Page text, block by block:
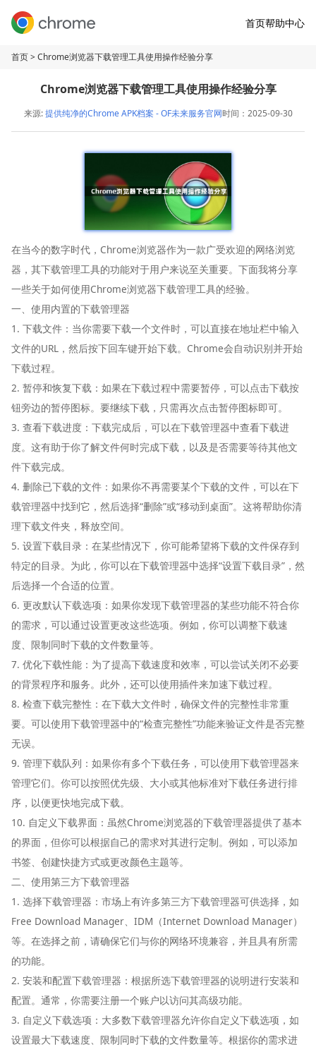
首页帮助中心
首页> Chrome浏览器下载管理工具使用操作经验分享
Chrome浏览器下载管理工具使用操作经验分享
来源:提供纯净的Chrome APK档案 - OF未来服务官网时间：2025-09-30
在当今的数字时代，Chrome浏览器作为一款广受欢迎的网络浏览
器，其下载管理工具的功能对于用户来说至关重要。下面我将分享
一些关于如何使用Chrome浏览器下载管理工具的经验。
一、使用内置的下载管理器
1. 下载文件：当你需要下载一个文件时，可以直接在地址栏中输入
文件的URL，然后按下回车键开始下载。Chrome会自动识别并开始
下载过程。
2. 暂停和恢复下载：如果在下载过程中需要暂停，可以点击下载按
钮旁边的暂停图标。要继续下载，只需再次点击暂停图标即可。
3. 查看下载进度：下载完成后，可以在下载管理器中查看下载进
度。这有助于你了解文件何时完成下载，以及是否需要等待其他文
件下载完成。
4. 删除已下载的文件：如果你不再需要某个下载的文件，可以在下
载管理器中找到它，然后选择“删除”或“移动到桌面”。这将帮助你清
理下载文件夹，释放空间。
5. 设置下载目录：在某些情况下，你可能希望将下载的文件保存到
特定的目录。为此，你可以在下载管理器中选择“设置下载目录”，然
后选择一个合适的位置。
6. 更改默认下载选项：如果你发现下载管理器的某些功能不符合你
的需求，可以通过设置更改这些选项。例如，你可以调整下载速
度、限制同时下载的文件数量等。
7. 优化下载性能：为了提高下载速度和效率，可以尝试关闭不必要
的背景程序和服务。此外，还可以使用插件来加速下载过程。
8. 检查下载完整性：在下载大文件时，确保文件的完整性非常重
要。可以使用下载管理器中的“检查完整性”功能来验证文件是否完整
无误。
9. 管理下载队列：如果你有多个下载任务，可以使用下载管理器来
管理它们。你可以按照优先级、大小或其他标准对下载任务进行排
序，以便更快地完成下载。
10. 自定义下载界面：虽然Chrome浏览器的下载管理器提供了基本
的界面，但你可以根据自己的需求对其进行定制。例如，可以添加
书签、创建快捷方式或更改颜色主题等。
二、使用第三方下载管理器
1. 选择下载管理器：市场上有许多第三方下载管理器可供选择，如
Free Download Manager、IDM（Internet Download Manager）
等。在选择之前，请确保它们与你的网络环境兼容，并且具有所需
的功能。
2. 安装和配置下载管理器：根据所选下载管理器的说明进行安装和
配置。通常，你需要注册一个账户以访问其高级功能。
3. 自定义下载选项：大多数下载管理器允许你自定义下载选项，如
设置最大下载速度、限制同时下载的文件数量等。根据你的需求进